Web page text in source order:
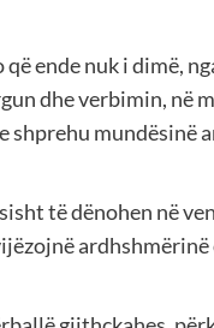
ende nuk i dimë,
dhe verbimin, në
shprehu mundësinë
të dënohen në
ardhshmërinë